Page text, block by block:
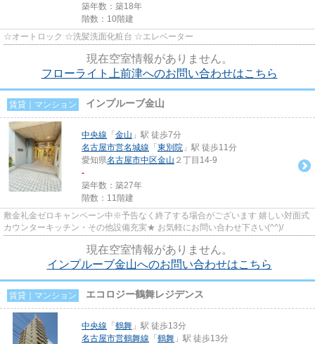
築年数：築18年
階数：10階建
☆オートロック ☆洗髪洗面化粧台 ☆エレベーター
現在空室情報がありません。
フローライト上前津へのお問い合わせはこちら
賃貸｜マンション インプルーブ金山
中央線 「 金山 」駅 徒歩7分
名古屋市営名城線 「 東別院 」駅 徒歩11分
愛知県名古屋市中区金山 ２丁目14-9
-
築年数：築27年
階数：11階建
敷金礼金ゼロキャンペーン中※予告なく終了する場合がございます 嬉しい対面式
カウンターキッチン・その他設備充実★ お気軽にお問い合わせ下さい(^^)/
現在空室情報がありません。
インプルーブ金山へのお問い合わせはこちら
賃貸｜マンション エコロジー鶴舞レジデンス
中央線 「 鶴舞 」駅 徒歩13分
名古屋市営鶴舞線 「 鶴舞 」駅 徒歩13分